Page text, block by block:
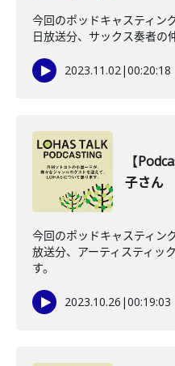
今回のポッドキャスティン
日放送分、サックス奏者の
2023.11.02|00:20:18
【
子さん
今回のポッドキャスティン
放送分、アーティスティッ
す。
2023.10.26 |00:19:03